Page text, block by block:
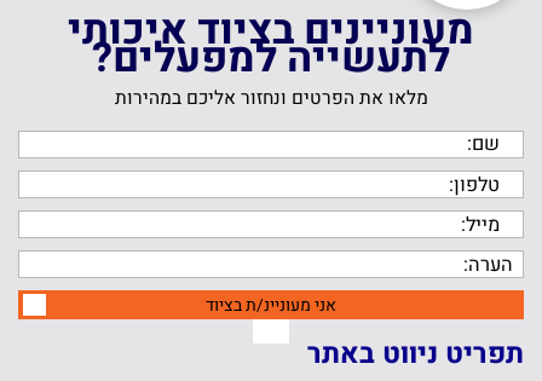
מעוניינים בציוד איכותי
לתעשייה למפעלים?
מלאו את הפרטים ונחזור אליכם במהירות
אני מעוניינ/ת בציוד
תפריט ניווט באתר